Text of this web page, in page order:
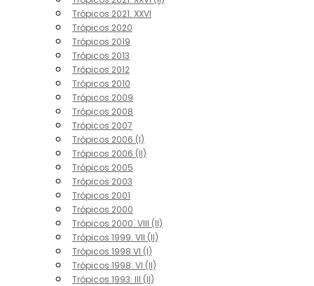
Trópicos 2021. XXVI
Trópicos 2020
Trópicos 2019
Trópicos 2013
Trópicos 2012
Trópicos 2010
Trópicos 2009
Trópicos 2008
Trópicos 2007
Trópicos 2006 (I)
Trópicos 2006 (II)
Trópicos 2005
Trópicos 2003
Trópicos 2001
Trópicos 2000
Trópicos 2000. VIII (II)
Trópicos 1999. VII (II)
Trópicos 1998 VI (I)
Trópicos 1998. VI (II)
Trópicos 1993. III (II)